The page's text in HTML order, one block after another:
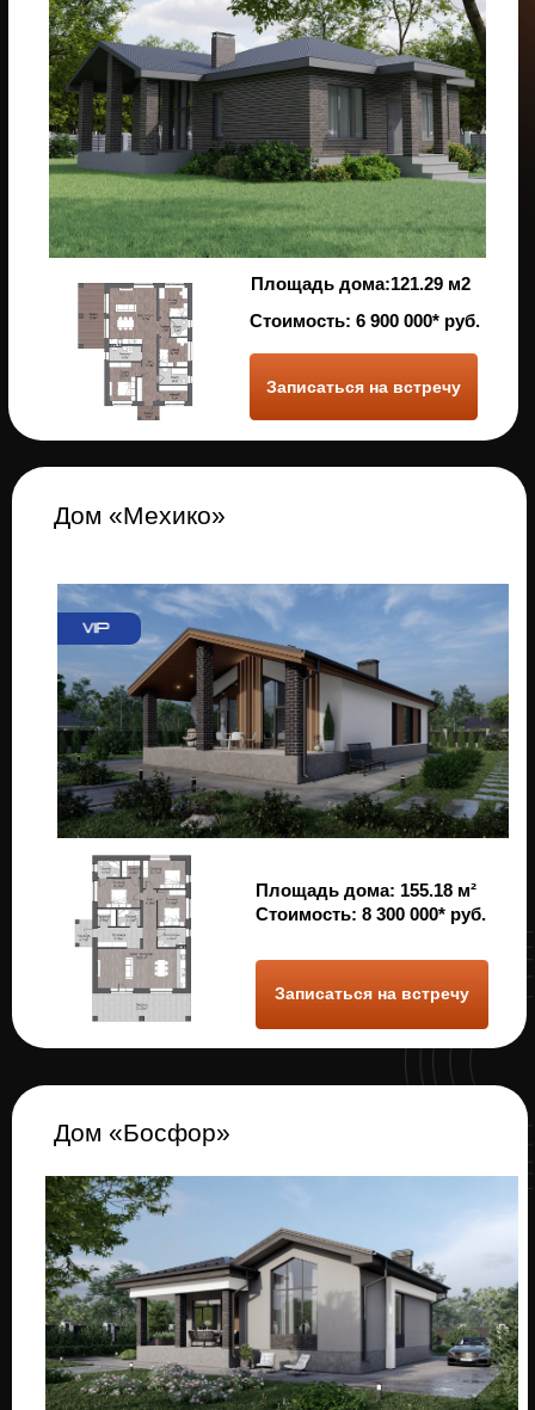
Площадь дома: 95.44 м²
Стоимость:8 400 000* руб.
Записаться на встречу
+7
Получить расчет+проекты
Займет не больше 1 минуты
Акция
Закажите у нас строительство дома
и получите сертификат на кухонный гарнитур
на 200 000 рублей!
Акция
кухонную технику стоимостью до 100 000 рублей!
Заказать и получить подарок
ВЫБЕРИ СВОЙ ПОДАРОК
(робот пылесос, соковыжималка, кофемашина и т.д.)
Акция
При заказе строительства дома мы дарим
бетонную парковку на 2 машинных места
стоимостью 250 000 рублей!